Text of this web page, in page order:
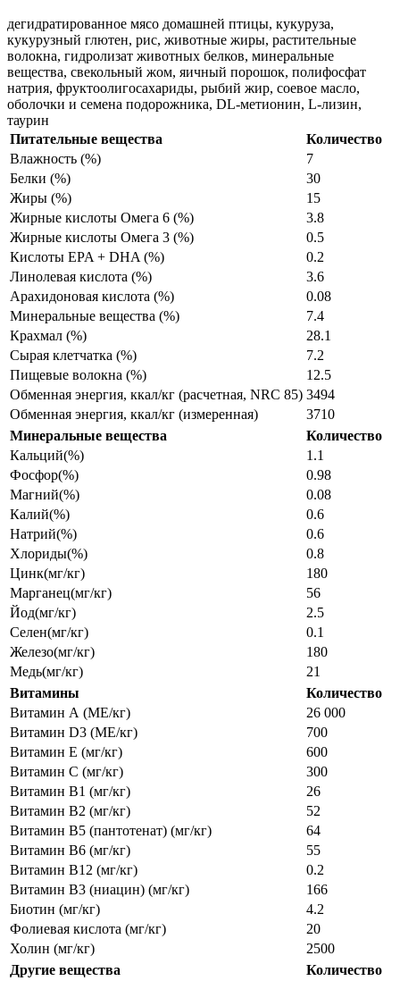
дегидратированное мясо домашней птицы, кукуруза,
кукурузный глютен, рис, животные жиры, растительные
волокна, гидролизат животных белков, минеральные
вещества, свекольный жом, яичный порошок, полифосфат
натрия, фруктоолигосахариды, рыбий жир, соевое масло,
оболочки и семена подорожника, DL-метионин, L-лизин,
таурин
Питательные вещества
Количество
Влажность (%)
7
Белки (%)
30
Жиры (%)
15
Жирные кислоты Омега 6 (%)
3.8
Жирные кислоты Омега 3 (%)
0.5
Кислоты EPA + DHA (%)
0.2
Линолевая кислота (%)
3.6
Арахидоновая кислота (%)
0.08
Минеральные вещества (%)
7.4
Крахмал (%)
28.1
Сырая клетчатка (%)
7.2
Пищевые волокна (%)
12.5
Обменная энергия, ккал/кг (расчетная, NRC 85) 3494
Обменная энергия, ккал/кг (измеренная)
3710
Минеральные вещества
Количество
Кальций(%)
1.1
Фосфор(%)
0.98
Магний(%)
0.08
Калий(%)
0.6
Натрий(%)
0.6
Хлориды(%)
0.8
Цинк(мг/кг)
180
Марганец(мг/кг)
56
Йод(мг/кг)
2.5
Селен(мг/кг)
0.1
Железо(мг/кг)
180
Медь(мг/кг)
21
Витамины
Количество
Витамин А (МЕ/кг)
26 000
Витамин D3 (МЕ/кг)
700
Витамин Е (мг/кг)
600
Витамин С (мг/кг)
300
Витамин В1 (мг/кг)
26
Витамин В2 (мг/кг)
52
Витамин В5 (пантотенат) (мг/кг)
64
Витамин В6 (мг/кг)
55
Витамин В12 (мг/кг)
0.2
Витамин В3 (ниацин) (мг/кг)
166
Биотин (мг/кг)
4.2
Фолиевая кислота (мг/кг)
20
Холин (мг/кг)
2500
Другие вещества
Количество